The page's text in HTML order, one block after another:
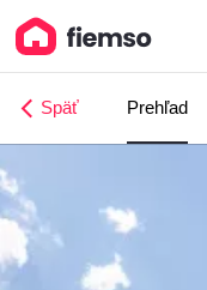
Späť Prehľad